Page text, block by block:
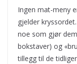
Ingen mat-meny
gjelder
noe som gjør
bokstaver) og
tillegg til de